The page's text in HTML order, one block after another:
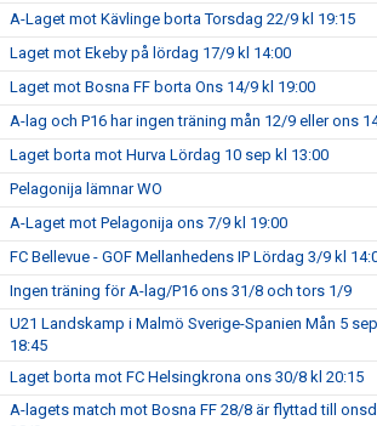
A-Laget mot Kävlinge borta Torsdag 22/9 kl 19:15
Laget mot Ekeby på lördag 17/9 kl 14:00
Laget mot Bosna FF borta Ons 14/9 kl 19:00
A-lag och P16 har ingen träning mån 12/9 eller ons
Laget borta mot Hurva Lördag 10 sep kl 13:00
Pelagonija lämnar WO
A-Laget mot Pelagonija ons 7/9 kl 19:00
FC Bellevue - GOF Mellanhedens IP Lördag 3/9 kl
Ingen träning för A-lag/P16 ons 31/8 och tors 1/9
U21 Landskamp i Malmö Sverige-Spanien Mån 5
18:45
Laget borta mot FC Helsingkrona ons 30/8 kl 20:15
A-lagets match mot Bosna FF 28/8 är flyttad till